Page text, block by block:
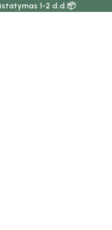
1-2 d.d.📦